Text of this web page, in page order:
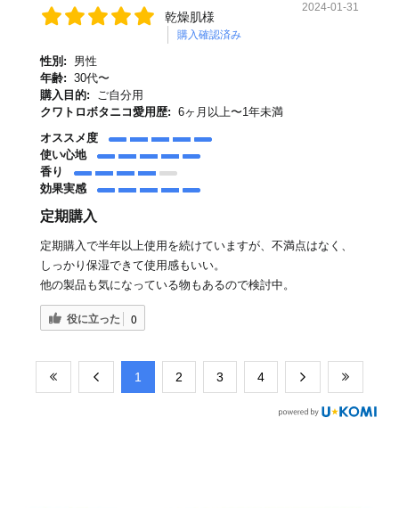
乾燥肌様
購入確認済み
2024-01-31
性別:
男性
年齢: 30代〜
購入目的:
ご自分用
クワトロボタニコ愛用歴: 6ヶ月以上〜1年未満
オススメ度
使い心地
香り
効果実感
定期購入
定期購入で半年以上使用を続けていますが、不満点はなく、
しっかり保湿できて使用感もいい。
他の製品も気になっている物もあるので検討中。
役に立った 0
​1 ​2 ​3 ​4